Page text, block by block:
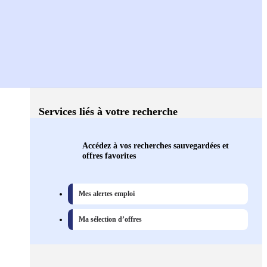
Services liés à votre recherche
Accédez à vos recherches sauvegardées et
offres favorites
Mes alertes emploi
Ma sélection d’offres